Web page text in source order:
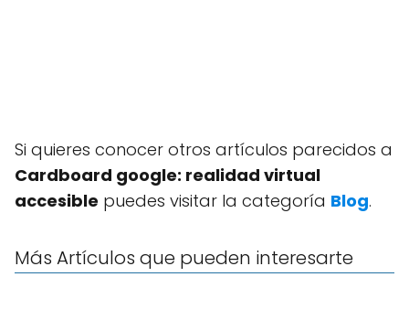
Si quieres conocer otros artículos parecidos a
Cardboard google: realidad virtual
accesible puedes visitar la categoría Blog.
Más Artículos que pueden interesarte